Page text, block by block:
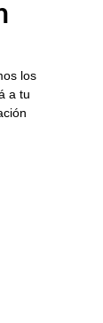
los
a tu